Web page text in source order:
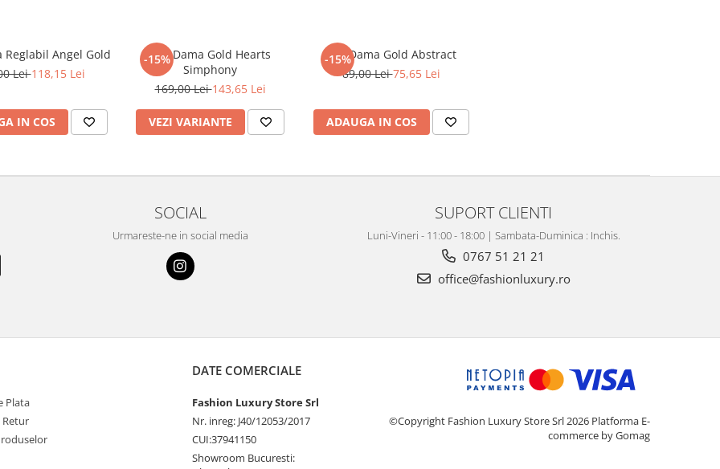
Reglabil Angel Gold
Lei118,15 Lei
IN COS
-15%
Inel Dama Gold Hearts
Simphony
169,00 Lei143,65 Lei
VEZI VARIANTE
-15%
Inel Dama Gold Abstract
89,00 Lei75,65 Lei
ADAUGA IN COS
SOCIAL
Urmareste-ne in social media
SUPORT CLIENTI
Luni-Vineri - 11:00 - 18:00 | Sambata-Duminica : Inchis.
0767 51 21 21
office@fashionluxury.ro
Plata
Retur
DATE COMERCIALE
Fashion Luxury Store Srl
Nr. inreg: J40/12053/2017
CUI:37941150
Showroom Bucuresti:
©Copyright Fashion Luxury Store Srl 2026 Platforma E-
commerce by Gomag